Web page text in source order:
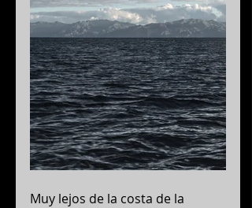
Muy lejos de la costa de la